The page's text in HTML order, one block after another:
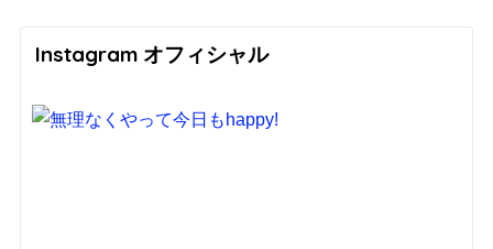
Instagram オフィシャル